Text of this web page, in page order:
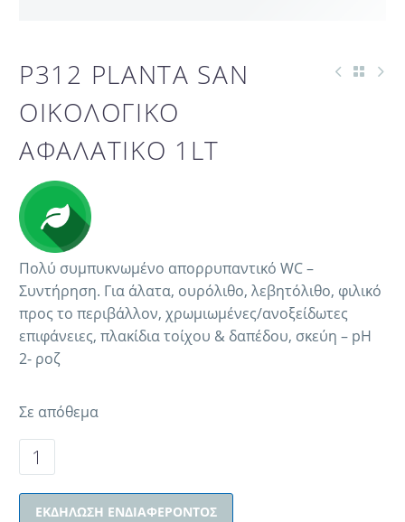
P312 PLANTA SAN
ΟΙΚΟΛΟΓΙΚΟ
ΑΦΑΛΑΤΙΚΟ 1LT
Πολύ συμπυκνωμένο απορρυπαντικό WC –
Συντήρηση. Για άλατα, ουρόλιθο, λεβητόλιθο, φιλικό
προς το περιβάλλον, χρωμιωμένες/ανοξείδωτες
επιφάνειες, πλακίδια τοίχου & δαπέδου, σκεύη – pH
2- ροζ
Σε απόθεμα
ΕΚΔΉΛΩΣΗ ΕΝΔΙΑΦΈΡΟΝΤΟΣ